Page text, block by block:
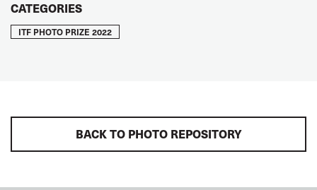
CATEGORIES
ITF PHOTO PRIZE 2022
BACK TO PHOTO REPOSITORY